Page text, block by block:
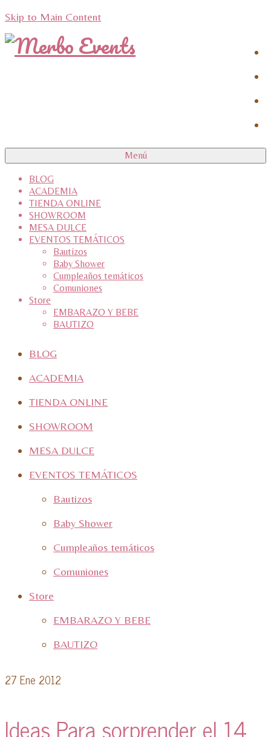
Skip to Main Content
Menú
BLOG
ACADEMIA
TIENDA ONLINE
SHOWROOM
MESA DULCE
EVENTOS TEMÁTICOS
Bautizos
Baby Shower
Cumpleaños temáticos
Comuniones
Store
EMBARAZO Y BEBE
BAUTIZO
BLOG
ACADEMIA
TIENDA ONLINE
SHOWROOM
MESA DULCE
EVENTOS TEMÁTICOS
Bautizos
Baby Shower
Cumpleaños temáticos
Comuniones
Store
EMBARAZO Y BEBE
BAUTIZO
27 Ene 2012
Ideas Para sorprender el 14